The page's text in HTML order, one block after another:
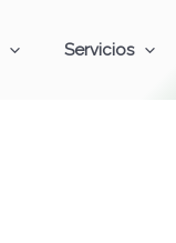
Servicios